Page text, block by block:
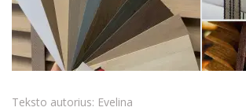
Teksto autorius: Evelina